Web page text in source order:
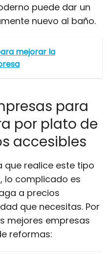
puede dar un
nuevo al baño.
mejorar la
para
por plato de
accesibles
que realice este tipo
lo complicado es
a precios
que necesitas. Por
mejores empresas
reformas: